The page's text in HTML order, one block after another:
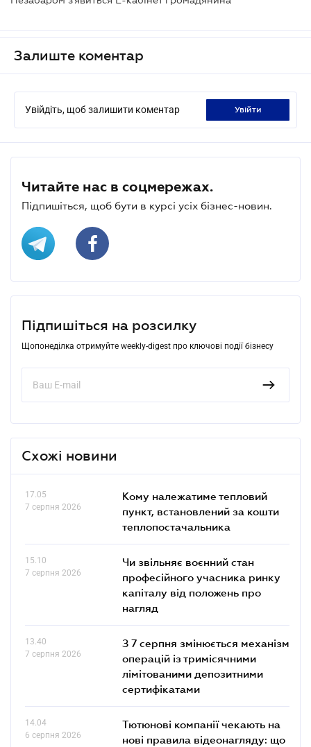
Залиште коментар
Увійдіть, щоб залишити коментар увійти
Читайте нас в соцмережах.
Підпишіться, щоб бути в курсі усіх бізнес-новин.
Підпишіться на розсилку
Щопонеділка отримуйте weekly-digest про ключові події бізнесу
Схожі новини
17.05
7 серпня 2026
Кому належатиме тепловий
пункт, встановлений за кошти
теплопостачальника
15.10
7 серпня 2026
Чи звільняє воєнний стан
професійного учасника ринку
капіталу від положень про
нагляд
13.40
7 серпня 2026
З 7 серпня змінюється механізм
операцій із тримісячними
лімітованими депозитними
сертифікатами
14.04
6 серпня 2026
Тютюнові компанії чекають на
нові правила відеонагляду: що